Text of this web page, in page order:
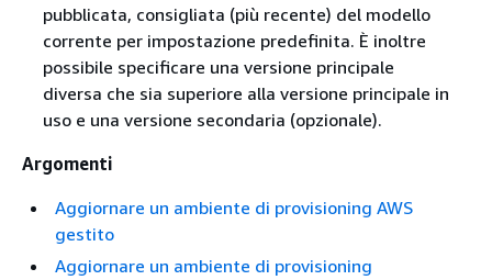
pubblicata, consigliata (più recente) del modello
corrente per impostazione predefinita. È inoltre
possibile specificare una versione principale
diversa che sia superiore alla versione principale in
uso e una versione secondaria (opzionale).
Argomenti
Aggiornare un ambiente di provisioning AWS
gestito
Aggiornare un ambiente di provisioning